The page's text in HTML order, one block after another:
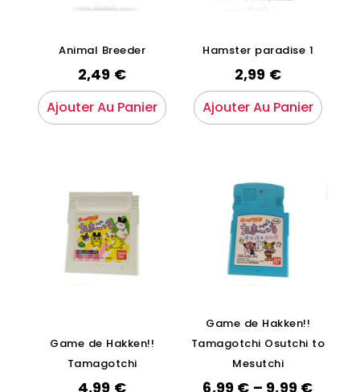
Animal Breeder
2,49 €
Ajouter Au Panier
Hamster paradise 1
2,99 €
Ajouter Au Panier
Game de Hakken!!
Tamagotchi
4,99 €
Game de Hakken!!
Tamagotchi Osutchi to
Mesutchi
6,99 € – 9,99 €